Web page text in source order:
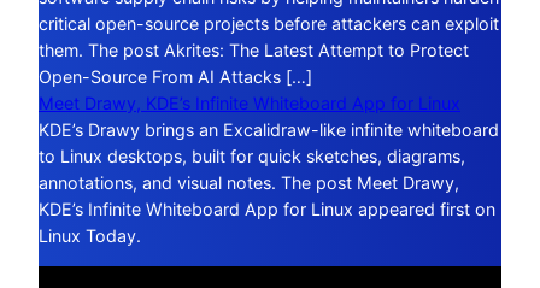
critical open-source projects before attackers can exploit
them. The post Akrites: The Latest Attempt to Protect
Open-Source From AI Attacks […]
Meet Drawy, KDE’s Infinite Whiteboard App for Linux
KDE’s Drawy brings an Excalidraw-like infinite whiteboard
to Linux desktops, built for quick sketches, diagrams,
annotations, and visual notes. The post Meet Drawy,
KDE’s Infinite Whiteboard App for Linux appeared first on
Linux Today.